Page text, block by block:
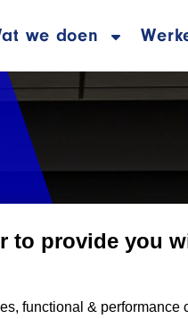
we doen
keer op
3 Beste
to provide you
functional & performance